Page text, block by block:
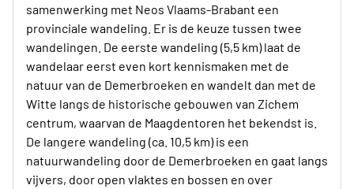
samenwerking met Neos Vlaams-Brabant een
provinciale wandeling. Er is de keuze tussen twee
wandelingen. De eerste wandeling (5,5 km) laat de
wandelaar eerst even kort kennismaken met de
natuur van de Demerbroeken en wandelt dan met de
Witte langs de historische gebouwen van Zichem
centrum, waarvan de Maagdentoren het bekendst is.
De langere wandeling (ca. 10,5 km) is een
natuurwandeling door de Demerbroeken en gaat langs
vijvers, door open vlaktes en bossen en over